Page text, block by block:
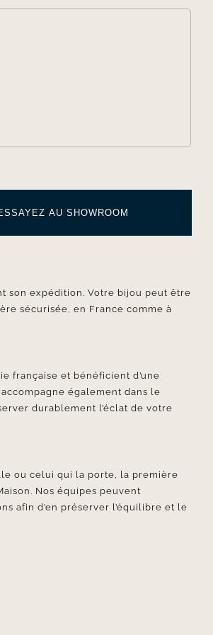
AU SHOWROOM
son expédition. Votre bijou peut être
sécurisée, en France comme à
française et bénéficient d’une
également dans le
durablement l’éclat de votre
ou celui qui la porte, la première
Nos équipes peuvent
afin d’en préserver l’équilibre et le